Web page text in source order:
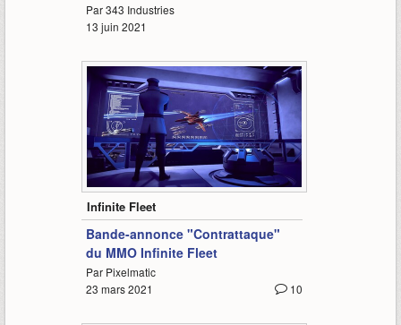
Par 343 Industries
13 juin 2021
3:13
Infinite Fleet
Bande-annonce "Contrattaque"
du MMO Infinite Fleet
Par Pixelmatic
10
23 mars 2021